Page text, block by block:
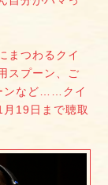
まつわるクイ
スプーン、ご
ンなど……クイ
19日まで聴取